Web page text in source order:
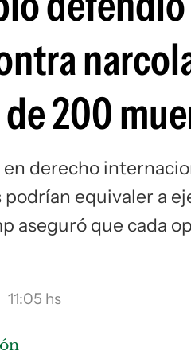
200
derecho
equivaler a
aseguró que cada
11:05 hs